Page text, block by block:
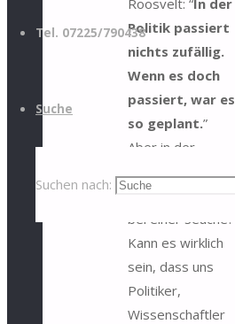
Tel. 07225/790438
Suche
Suchen nach:
Politik passiert
nichts zufällig.
Wenn es doch
passiert, war es
so geplant.”
Aber in der
“im Leben” oder
bei einer Seuche?
Kann es wirklich
sein, dass uns
Politiker,
Wissenschaftler